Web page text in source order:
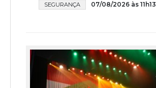
SEGURANÇA 07/08/2026 às 11h13